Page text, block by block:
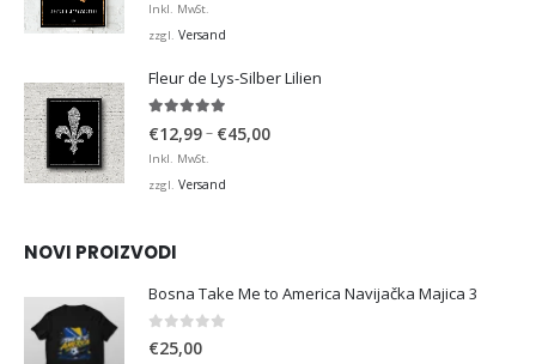
Inkl. MwSt.
zzgl. Versand
Fleur de Lys-Silber Lilien
€12,99– €45,00Preisspanne:
Inkl. MwSt.
zzgl. Versand
NOVI PROIZVODI
Bosna Take Me to America Navijačka Majica 3
0 von 5
€25,00